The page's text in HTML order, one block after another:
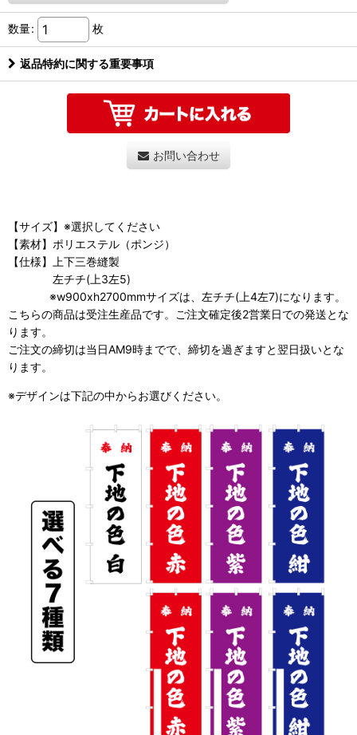
数量: 枚
返品特約に関する重要事項
お問い合わせ
【サイズ】※選択してください
【素材】ポリエステル（ポンジ）
【仕様】上下三巻縫製
左チチ(上3左5)
※w900xh2700mmサイズは、左チチ(上4左7)になります。
こちらの商品は受注生産品です。ご注文確定後2営業日での発送とな
ります。
ご注文の締切は当日AM9時までで、締切を過ぎますと翌日扱いとな
ります。
※デザインは下記の中からお選びください。